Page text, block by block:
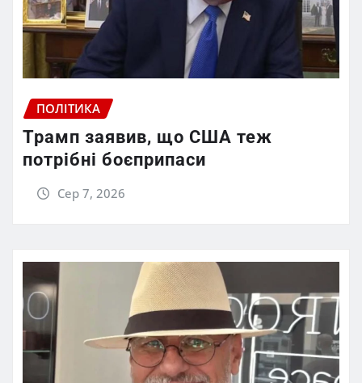
ПОЛІТИКА
Трамп заявив, що США теж
потрібні боєприпаси
Сер 7, 2026